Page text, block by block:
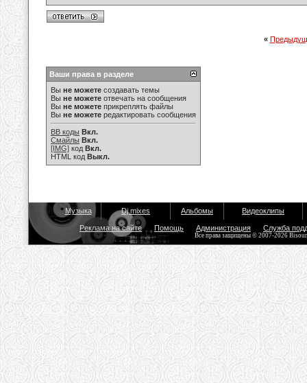
«
Ваши права в разделе
Вы не можете создавать темы
Вы не можете отвечать на сообщения
Вы не можете прикреплять файлы
Вы не можете редактировать сообщения
BB коды Вкл.
Смайлы Вкл.
[IMG] код Вкл.
HTML код Выкл.
Музыка Dj mixes Альбомы Видеоклипы
Реклама на сайте Помощь Администрация Служба
Все права защищены © 2007-2026